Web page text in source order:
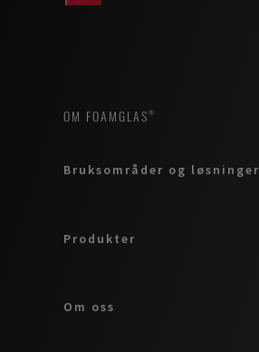
OM FOAMGLAS®
Bruksområder og løsninger
Produkter
Om oss